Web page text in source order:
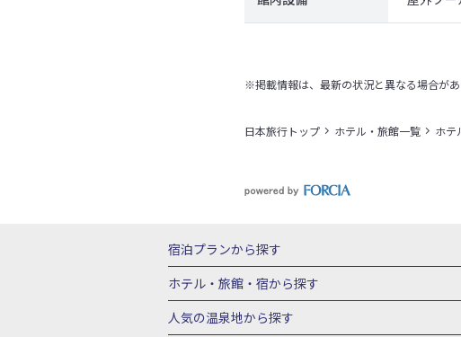
※掲載情報は、最新の状況と異なる場合があ
日本旅行トップ ホテル・旅館一覧 ホテ
宿泊プランから探す
北海道
東北 青森県
栃木県
群馬県 北陸 富山県 石川県 福井
三重県
近畿 滋賀県 京都府 大阪府 兵庫
ホテル・旅館・宿から探す
北海道ホテル・旅館
人気の温泉地から探す